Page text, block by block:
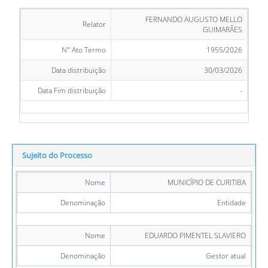
Relator
FERNANDO AUGUSTO MELLO
GUIMARÃES
N° Ato Termo
1955/2026
Data distribuição
30/03/2026
Data Fim distribuição
-
Sujeito do Processo
Nome
MUNICÍPIO DE CURITIBA
Denominação
Entidade
Nome
EDUARDO PIMENTEL SLAVIERO
Denominação
Gestor atual